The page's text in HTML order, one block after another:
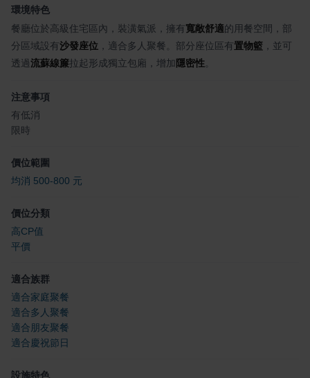
環境特色
餐廳位於高級住宅區內，裝潢氣派，擁有 寬敞舒適的用餐空間，部
分區域設有沙發座位 ，適合多人聚餐。部分座位區有置物籃 ，並可
透過流蘇線簾拉起形成獨立包廂，增加隱密性
注意事項
有低消
限時
價位範圍
均消 500-800 元
價位分類
高CP值
平價
適合族群
適合家庭聚餐
適合多人聚餐
適合朋友聚餐
適合慶祝節日
設施特色